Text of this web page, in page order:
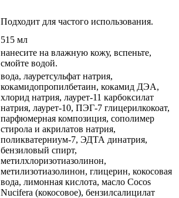
Подходит для частого использования.
515 мл
нанесите на влажную кожу, вспеньте,
смойте водой.
вода, лауретсульфат натрия,
кокамидопропилбетаин, кокамид ДЭА,
хлорид натрия, лаурет-11 карбоксилат
натрия, лаурет-10, ПЭГ-7 глицерилкокоат,
парфюмерная композиция, сополимер
стирола и акрилатов натрия,
поликватерниум-7, ЭДТА динатрия,
бензиловый спирт,
метилхлоризотиазолинон,
метилизотиазолинон, глицерин, кокосовая
вода, лимонная кислота, масло Cocos
Nucifera (кокосовое), бензилсалицилат